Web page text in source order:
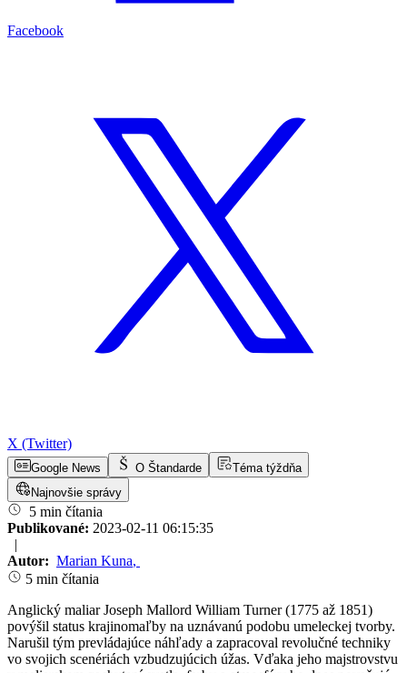
Facebook
X (Twitter)
Google News O Štandarde
Téma týždňa
Najnovšie správy
5 min čítania
Publikované: 2023-02-11 06:15:35
|
Autor: Marian Kuna,
5 min čítania
Anglický maliar Joseph Mallord William Turner (1775 až 1851)
povýšil status krajinomaľby na uznávanú podobu umeleckej tvorby.
Narušil tým prevládajúce náhľady a zapracoval revolučné techniky
vo svojich scenériách vzbudzujúcich úžas. Vďaka jeho majstrovstvu